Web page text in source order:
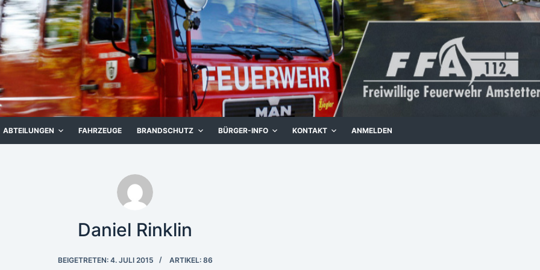
ABTEILUNGEN FAHRZEUGE BRANDSCHUTZ BÜRGER-INFO KONTAKT ANMELDEN
Daniel Rinklin
BEIGETRETEN: 4. JULI 2015 ARTIKEL: 86